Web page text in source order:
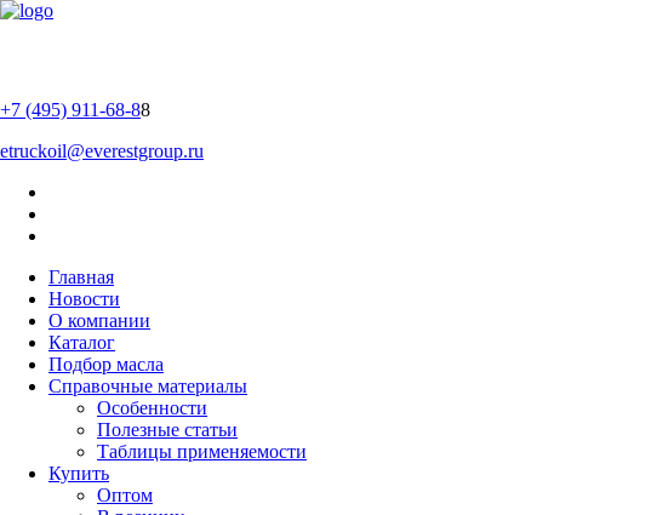
+7 (495) 911-68-88
etruckoil@everestgroup.ru
Главная
Новости
О компании
Каталог
Подбор масла
Справочные материалы
Особенности
Полезные статьи
Таблицы применяемости
Купить
Оптом